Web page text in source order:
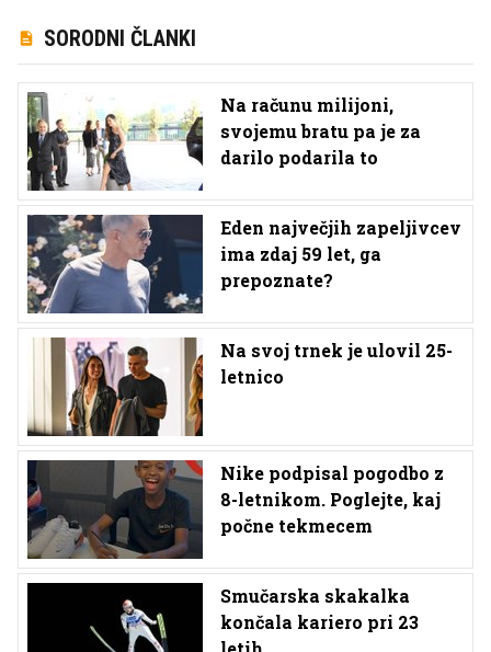
SORODNI ČLANKI
Na računu milijoni,
svojemu bratu pa je za
darilo podarila to
Eden največjih zapeljivcev
ima zdaj 59 let, ga
prepoznate?
Na svoj trnek je ulovil 25-
letnico
Nike podpisal pogodbo z
8-letnikom. Poglejte, kaj
počne tekmecem
Smučarska skakalka
končala kariero pri 23